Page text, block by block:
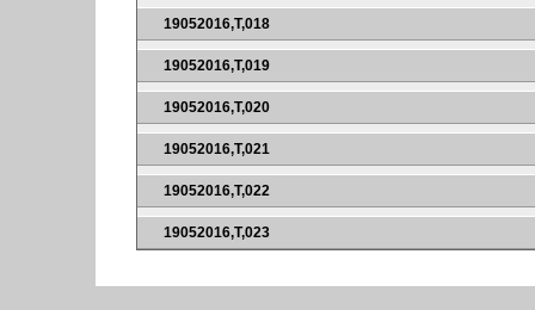
19052016,T,018
19052016,T,019
19052016,T,020
19052016,T,021
19052016,T,022
19052016,T,023